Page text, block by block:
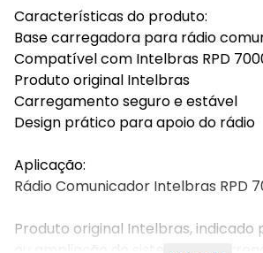
Características do produto:
Base carregadora para rádio
Compatível com Intelbras RPD
Produto original Intelbras
Carregamento seguro e estável
Design prático para apoio do rádio
Aplicação:
Rádio Comunicador Intelbras RPD
Produto original Intelbras, indicado